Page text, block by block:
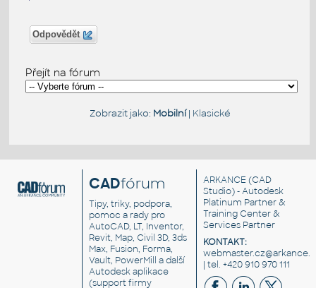
Odpovědět
Přejít na fórum
Zobrazit jako: Mobilní| Klasické
CADfórum
Tipy, triky, podpora,
pomoc a rady pro
AutoCAD, LT, Inventor,
Revit, Map, Civil 3D, 3ds
Max, Fusion, Forma,
Vault, PowerMill a další
Autodesk aplikace
(support firmy
ARKANCE (CAD
Studio) - Autodesk
Platinum Partner &
Training Center &
Services Partner
KONTAKT:
| tel. +420 910 970 111